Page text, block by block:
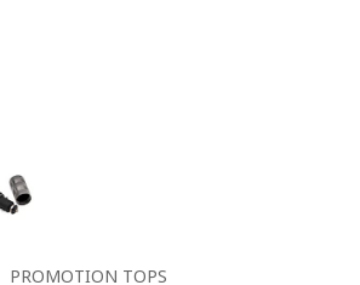
PROMOTION TOPS